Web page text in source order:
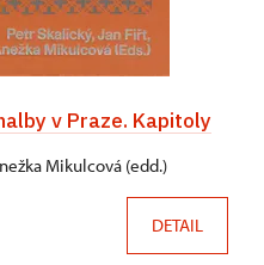
v Praze. Kapitoly
Mikulcová (edd.)
DETAIL